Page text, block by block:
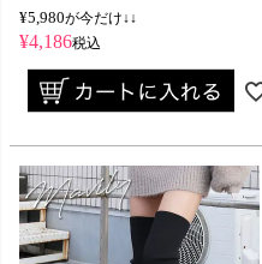
¥5,980が今だけ↓↓
¥4,186税込